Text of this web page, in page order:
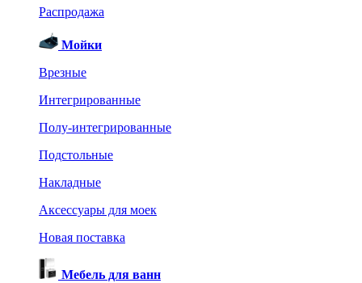
Распродажа
Мойки
Врезные
Интегрированные
Полу-интегрированные
Подстольные
Накладные
Аксессуары для моек
Новая поставка
Мебель для ванн